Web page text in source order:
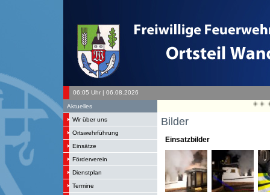
06:05 Uhr | 06.08.2026
Aktuelles
Wir über uns
Ortswehrführung
Einsätze
Förderverein
Dienstplan
Termine
+ + +
Bilder
Einsatzbilder